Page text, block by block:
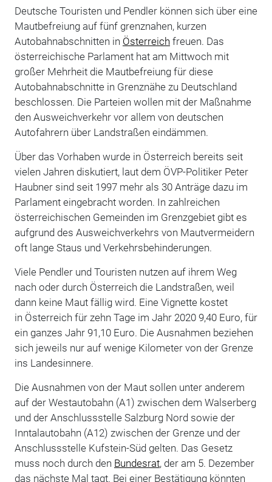
Deutsche Touristen und Pendler können sich über eine
Mautbefreiung auf fünf grenznahen, kurzen
Autobahnabschnitten in Österreich freuen. Das
österreichische Parlament hat am Mittwoch mit
großer Mehrheit die Mautbefreiung für diese
Autobahnabschnitte in Grenznähe zu Deutschland
beschlossen. Die Parteien wollen mit der Maßnahme
den Ausweichverkehr vor allem von deutschen
Autofahrern über Landstraßen eindämmen.
Über das Vorhaben wurde in Österreich bereits seit
vielen Jahren diskutiert, laut dem ÖVP-Politiker Peter
Haubner sind seit 1997 mehr als 30 Anträge dazu im
Parlament eingebracht worden. In zahlreichen
österreichischen Gemeinden im Grenzgebiet gibt es
aufgrund des Ausweichverkehrs von Mautvermeidern
oft lange Staus und Verkehrsbehinderungen.
Viele Pendler und Touristen nutzen auf ihrem Weg
nach oder durch Österreich die Landstraßen, weil
dann keine Maut fällig wird. Eine Vignette kostet
in Österreich für zehn Tage im Jahr 2020 9,40 Euro, für
ein ganzes Jahr 91,10 Euro. Die Ausnahmen beziehen
sich jeweils nur auf wenige Kilometer von der Grenze
ins Landesinnere.
Die Ausnahmen von der Maut sollen unter anderem
auf der Westautobahn (A1) zwischen dem Walserberg
und der Anschlussstelle Salzburg Nord sowie der
Inntalautobahn (A12) zwischen der Grenze und der
Anschlussstelle Kufstein-Süd gelten. Das Gesetz
muss noch durch den Bundesrat, der am 5. Dezember
das nächste Mal tagt. Bei einer Bestätigung könnten